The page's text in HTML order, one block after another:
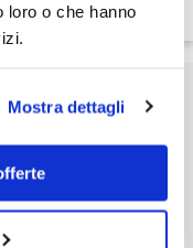
loro o che hanno
Mostra dettagli